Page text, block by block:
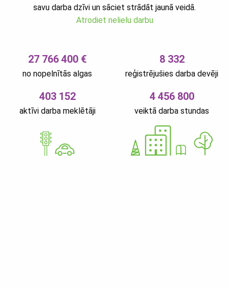
savu darba dzīvi un sāciet strādāt jaunā veidā.
Atrodiet nelielu darbu
27 766 400 €
no nopelnītās algas
8 332
reģistrējušies darba devēji
403 152
aktīvi darba meklētāji
4 456 800
veiktā darba stundas